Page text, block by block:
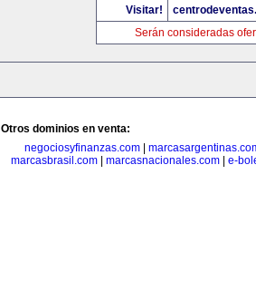
Visitar!
Serán consideradas
Otros dominios en venta:
negociosyfinanzas.com
marcasbrasil.com| marcasnacionales.com| e-